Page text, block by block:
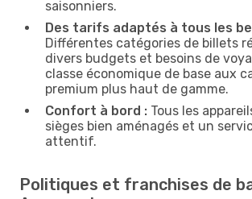
saisonniers.
Des tarifs adaptés à tous les
Différentes catégories de billets
divers budgets et besoins de
classe économique de base aux
premium plus haut de gamme.
Confort à bord : Tous les
sièges bien aménagés et un
attentif.
Politiques et franchises de